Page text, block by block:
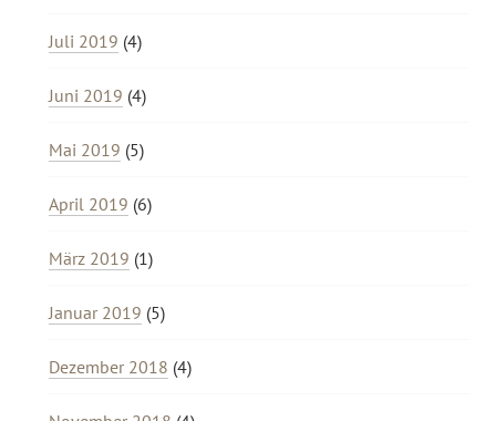
Juli 2019 (4)
Juni 2019 (4)
Mai 2019 (5)
April 2019 (6)
März 2019 (1)
Januar 2019 (5)
Dezember 2018 (4)